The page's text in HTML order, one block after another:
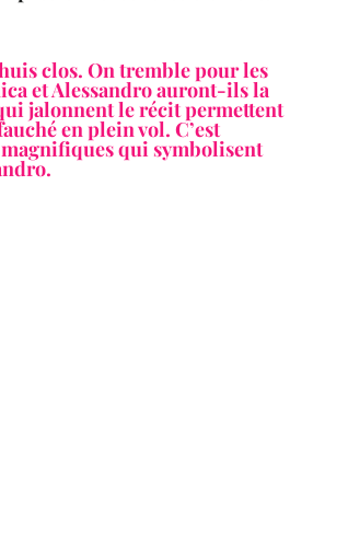
clos. On tremble pour les
et Alessandro auront-ils la
jalonnent le récit permettent
en plein vol. C’est
magnifiques qui symbolisent